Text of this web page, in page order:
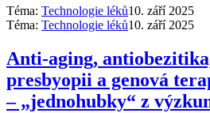
Téma: Technologie léků10. září 2025
Téma: Technologie léků10. září 2025
Anti‑aging,
presbyopii a genová
–⁠ „jednohubky“ z